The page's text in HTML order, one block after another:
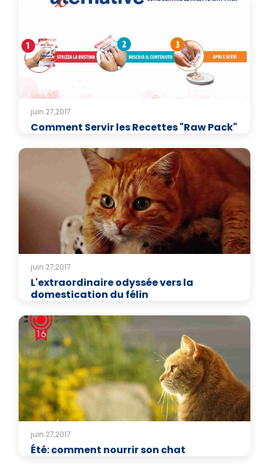
juin 27,2017
Comment Servir les Recettes "Raw Pack"
juin 27,2017
L'extraordinaire odyssée vers la
domestication du félin
juin 27,2017
Été: comment nourrir son chat